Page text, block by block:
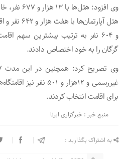
هتل‌
و ۶۰۴ نفر به ترتیب بیشترین سهم
گرگان را به خود اختصاص دادند.
غیررسمی و ۱۲هزار و
برای اقامت انتخاب کردند.
منبع خبر : خبرگزاری ایرنا
به اشتراک بگذارید :